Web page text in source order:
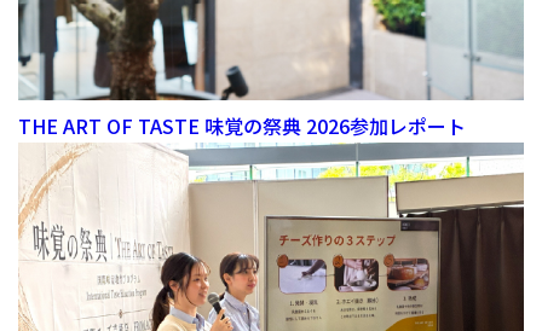
THE ART OF TASTE 味覚の祭典 2026参加レポート